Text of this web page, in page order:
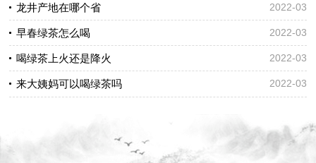
龙井产地在哪个省 2022-03
早春绿茶怎么喝 2022-03
喝绿茶上火还是降火 2022-03
来大姨妈可以喝绿茶吗 2022-03